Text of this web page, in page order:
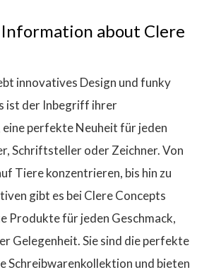
about Clere
innovatives Design und funky
ist der Inbegriff ihrer
perfekte Neuheit für jeden
Schriftsteller oder Zeichner. Von
Tiere konzentrieren, bis hin zu
gibt es bei Clere Concepts
Produkte für jeden Geschmack,
Gelegenheit. Sie sind die perfekte
Schreibwarenkollektion und bieten